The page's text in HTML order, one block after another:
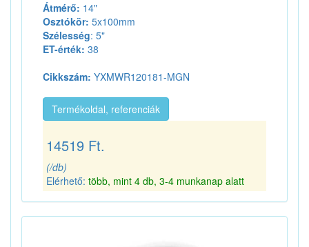
Átmérő: 14"
Osztókör: 5x100mm
Szélesség: 5"
ET-érték: 38
Cikkszám: YXMWR120181-MGN
Termékoldal, referenciák
14519 Ft.
(/db)
Elérhető: több, mint 4 db, 3-4 munkanap alatt